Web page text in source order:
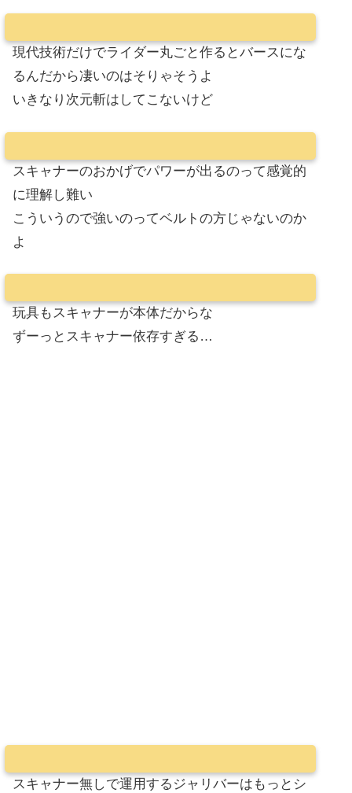
現代技術だけでライダー丸ごと作るとバースにな
るんだから凄いのはそりゃそうよ
いきなり次元斬はしてこないけど
スキャナーのおかげでパワーが出るのって感覚的
に理解し難い
こういうので強いのってベルトの方じゃないのか
よ
玩具もスキャナーが本体だからな
ずーっとスキャナー依存すぎる…
スキャナー無しで運用するジャリバーはもっとシ